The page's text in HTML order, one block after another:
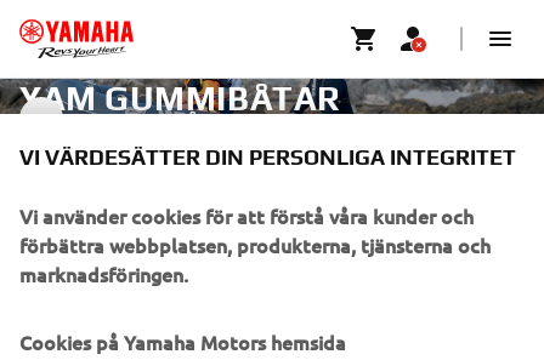
YAM GUMMIBÅTAR
YAM GUMMIBÅTAR
FÖRETAG
B2B
UTFORSKA YAMAHA
VI VÄRDESÄTTER DIN PERSONLIGA INTEGRITET
Vi använder cookies för att förstå våra kunder och
förbättra webbplatsen, produkterna, tjänsterna och
marknadsföringen.
Cookies på Yamaha Motors hemsida